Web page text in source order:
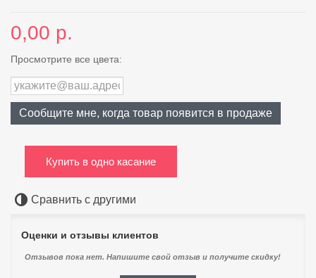
0,00 р.
Просмотрите все цвета:
Сообщите мне, когда товар появится в продаже
Купить в одно касание
Сравнить с другими
Оценки и отзывы клиентов
Отзывов пока нет. Напишите свой отзыв и получите скидку!